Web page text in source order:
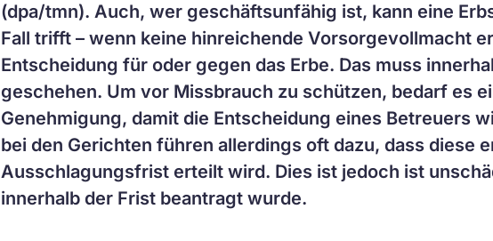
(dpa/tmn). Auch, wer geschäftsunfähig ist, kann eine
Fall trifft – wenn keine hinreichende Vorsorgevollmacht
Entscheidung für oder gegen das Erbe. Das muss
geschehen. Um vor Missbrauch zu schützen, bedarf es
Genehmigung, damit die Entscheidung eines Betreuers
bei den Gerichten führen allerdings oft dazu, dass diese
Ausschlagungsfrist erteilt wird. Dies ist jedoch ist
innerhalb der Frist beantragt wurde.